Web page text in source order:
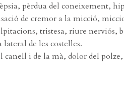
pèrdua del coneixement,
de cremor a la micció,
tristesa, riure nerviós,
de les costelles.
i de la mà, dolor del